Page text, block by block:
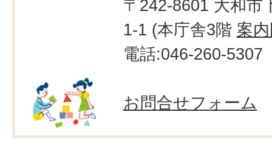
〒242-8601 大和市
1-1 (本庁舎3階 案
電話:046-260-5307
お問合せフォーム